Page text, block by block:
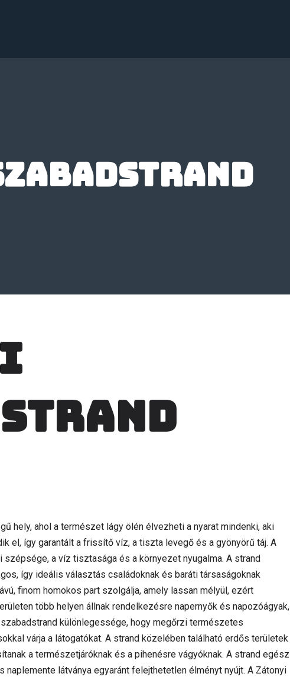
hely, ahol a természet lágy ölén élvezheti a nyarat mindenki, aki
el, így garantált a frissítő víz, a tiszta levegő és a gyönyörű táj. A
a víz tisztasága és a környezet nyugalma. A strand
így ideális választás családoknak és baráti társaságoknak
finom homokos part szolgálja, amely lassan mélyül, ezért
több helyen állnak rendelkezésre napernyők és napozóágyak,
különlegessége, hogy megőrzi természetes
várja a látogatókat. A strand közelében található erdős területek
a természetjáróknak és a pihenésre vágyóknak. A strand egész
naplemente látványa egyaránt felejthetetlen élményt nyújt. A Zátonyi